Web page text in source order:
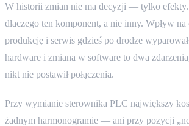
W historii zmian nie ma decyzji — tylko efekty.
dlaczego ten komponent, a nie inny. Wpływ
produkcję i serwis gdzieś po drodze
hardware i zmiana w software to dwa
nikt nie postawił połączenia.
Przy wymianie sterownika PLC największy
żadnym harmonogramie — ani przy pozycji